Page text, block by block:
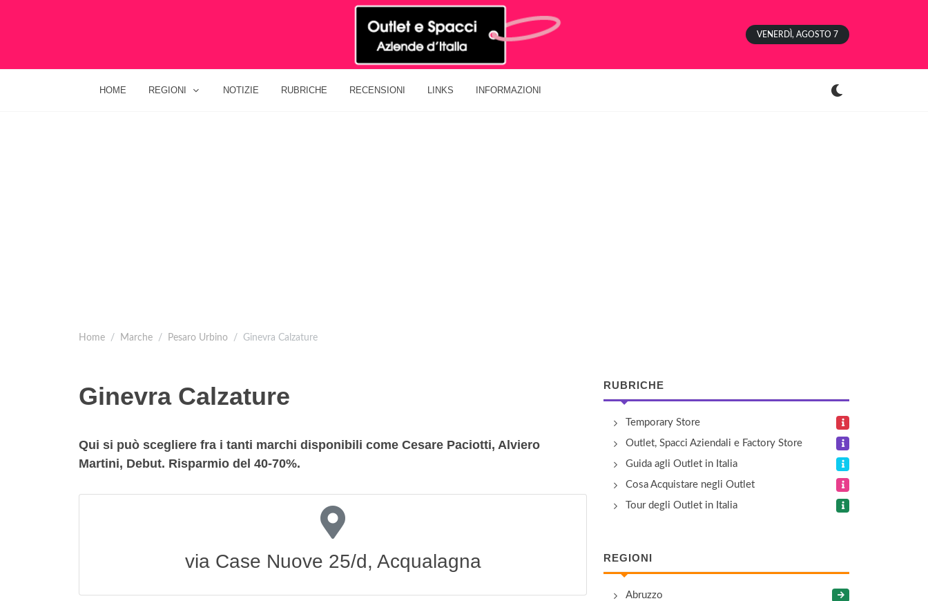
VENERDÌ, AGOSTO 7
HOME REGIONI NOTIZIE RUBRICHE RECENSIONI LINKS INFORMAZIONI
Home Marche Pesaro Urbino Ginevra Calzature
Ginevra Calzature
Qui si può scegliere fra i tanti marchi disponibili come Cesare Paciotti, Alviero
Martini, Debut. Risparmio del 40-70%.
via Case Nuove 25/d, Acqualagna
RUBRICHE
Temporary Store
Outlet, Spacci Aziendali e Factory Store
Guida agli Outlet in Italia
Cosa Acquistare negli Outlet
Tour degli Outlet in Italia
REGIONI
Abruzzo